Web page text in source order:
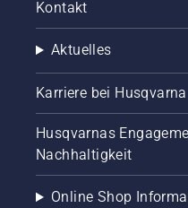
Kontakt
Aktuelles
Karriere bei Husqvarna
Husqvarnas
Nachhaltigkeit
Online Shop